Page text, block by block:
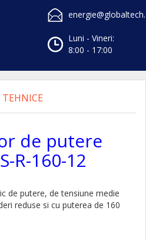
Luni - Vineri:
8:00 - 17:00
de putere
R-160-12
de putere, de tensiune medie
reduse si cu puterea de 160